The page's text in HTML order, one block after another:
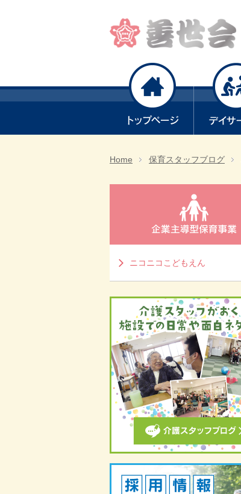
Home 保育スタッフブログ
ニコニコこどもえん